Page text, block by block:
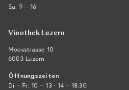
Sa: 9 – 16
Vinothek Luzern
Moosstrasse 10
6003 Luzern
Öffnungszeiten
Di – Fr: 10 – 13 · 14 – 18:30